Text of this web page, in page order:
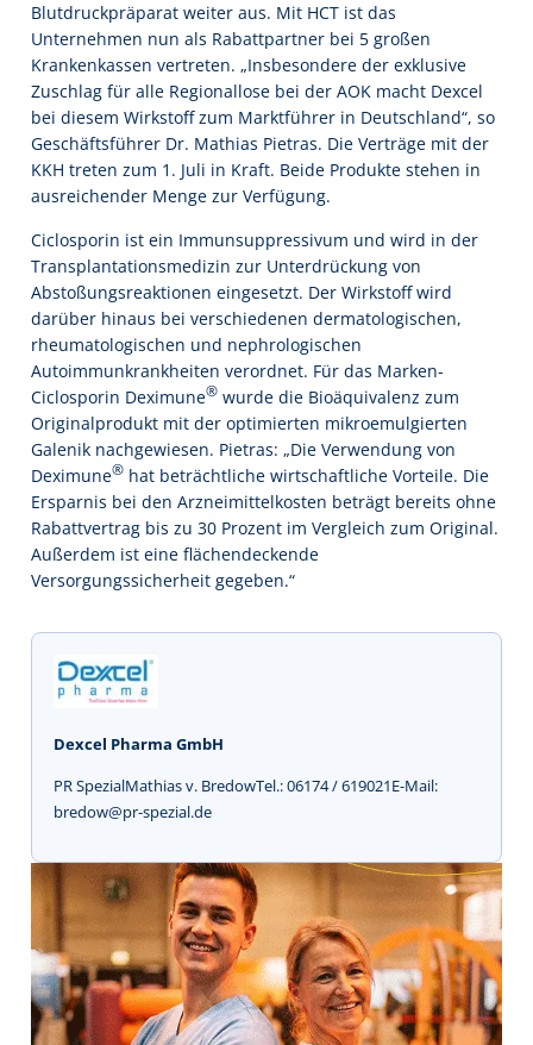
Blutdruckpräparat weiter aus. Mit HCT ist das
Unternehmen nun als Rabattpartner bei 5 großen
Krankenkassen vertreten. „Insbesondere der exklusive
Zuschlag für alle Regionallose bei der AOK macht Dexcel
bei diesem Wirkstoff zum Marktführer in Deutschland“, so
Geschäftsführer Dr. Mathias Pietras. Die Verträge mit der
KKH treten zum 1. Juli in Kraft. Beide Produkte stehen in
ausreichender Menge zur Verfügung.
Ciclosporin ist ein Immunsuppressivum und wird in der
Transplantationsmedizin zur Unterdrückung von
Abstoßungsreaktionen eingesetzt. Der Wirkstoff wird
darüber hinaus bei verschiedenen dermatologischen,
rheumatologischen und nephrologischen
Autoimmunkrankheiten verordnet. Für das Marken-
Ciclosporin Deximune® wurde die Bioäquivalenz zum
Originalprodukt mit der optimierten mikroemulgierten
Galenik nachgewiesen. Pietras: „Die Verwendung von
Deximune® hat beträchtliche wirtschaftliche Vorteile. Die
Ersparnis bei den Arzneimittelkosten beträgt bereits ohne
Rabattvertrag bis zu 30 Prozent im Vergleich zum Original.
Außerdem ist eine flächendeckende
Versorgungssicherheit gegeben.“
Dexcel Pharma GmbH
PR SpezialMathias v. BredowTel.: 06174 / 619021E-Mail:
bredow@pr-spezial.de